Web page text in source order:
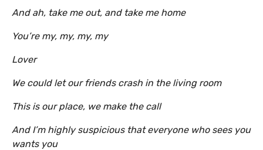
And ah, take me out, and take me home
You’re my, my, my, my
Lover
We could let our friends crash in the living room
This is our place, we make the call
And I’m highly suspicious that everyone who sees you
wants you